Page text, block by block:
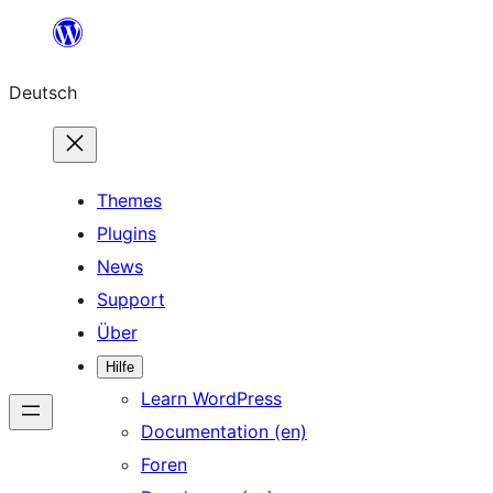
springen
Deutsch
Themes
Plugins
News
Support
Über
Hilfe
Learn WordPress
Documentation (en)
Foren